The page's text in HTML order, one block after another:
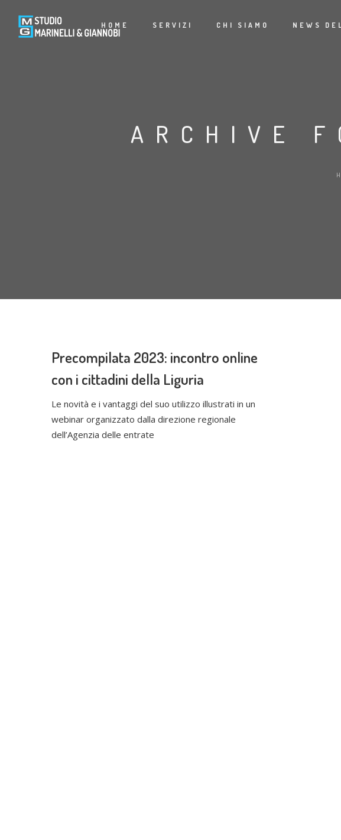
HOME SERVIZI CHI SIAMO NEWS
ARCHIVE
Precompilata 2023: incontro online
con i cittadini della Liguria
Le novità e i vantaggi del suo utilizzo illustrati in un
webinar organizzato dalla direzione regionale
dell’Agenzia delle entrate